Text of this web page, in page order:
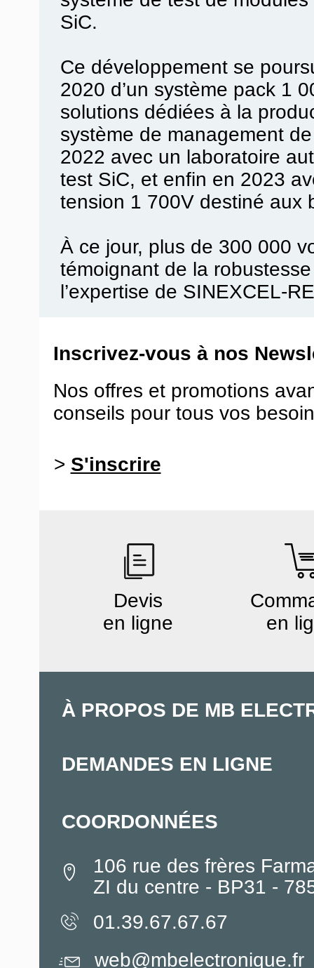
SiC.
Ce développement se
2020 d’un système pack 1
solutions dédiées à la
système de management
2022 avec un laboratoire
test SiC, et enfin en 2023
tension 1 700V destiné aux
À ce jour, plus de 300 000
témoignant de la
l’expertise de SINEXCEL-
Inscrivez-vous à nos
Nos offres et promotions
conseils pour tous vos
> S'inscrire
Devis
en ligne
en
À PROPOS DE MB
DEMANDES EN LIGNE
COORDONNÉES
106 rue des frères
ZI du centre - BP31 -
01.39.67.67.67
web@mbelectronique.fr